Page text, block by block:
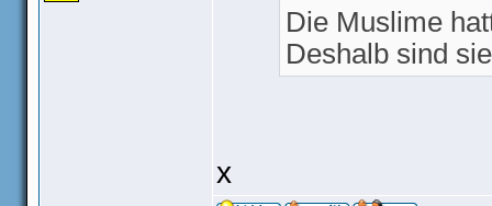
Die Muslime
Deshalb sind
x